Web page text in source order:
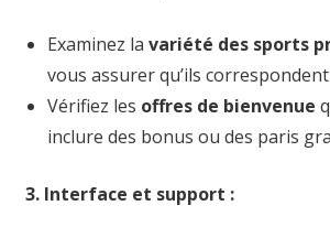
Examinez la variété des sports
vous assurer qu’ils
Vérifiez les offres de bienvenue
inclure des bonus ou des paris
3. Interface et support :